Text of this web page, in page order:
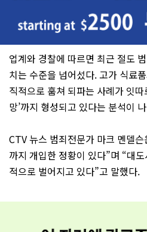
업계와 경찰에 따르면 최근 절도
치는 수준을 넘어섰다. 고가 식료
직적으로 훔쳐 되파는 사례가 잇
망’까지 형성되고 있다는 분석이
CTV 뉴스 범죄전문가 마크 멘델
까지 개입한 정황이 있다”며 “대
적으로 벌어지고 있다”고 말했다.